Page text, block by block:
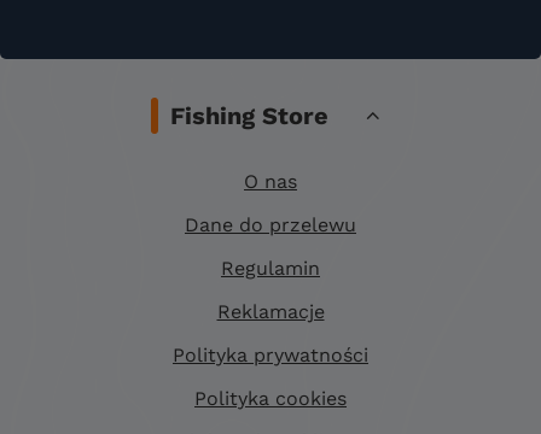
Fishing Store
O nas
Dane do przelewu
Regulamin
Reklamacje
Polityka prywatności
Polityka cookies